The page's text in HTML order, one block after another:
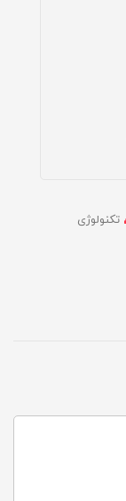
تکنولوژی